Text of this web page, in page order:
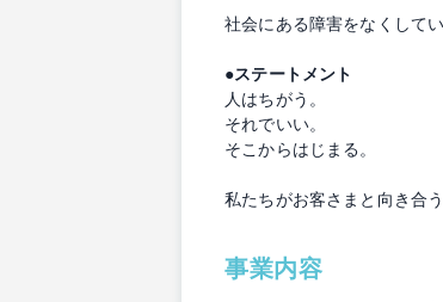
社会にある障害をなくして
●ステートメント
人はちがう。
それでいい。
そこからはじまる。
私たちがお客さまと向き合
事業内容